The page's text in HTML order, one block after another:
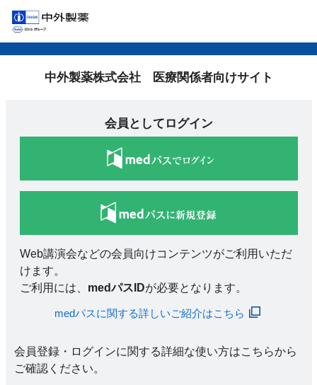
中外製薬株式会社 医療関係者向けサイト
会員としてログイン
Web講演会などの会員向けコンテンツがご利用いただ
けます。
ご利用には、 medパスIDが必要となります。
medパスに関する詳しいご紹介はこちら
会員登録・ログインに関する詳細な使い方はこちらから
ご確認ください。​